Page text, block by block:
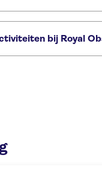
London Harry Potter
bij Royal